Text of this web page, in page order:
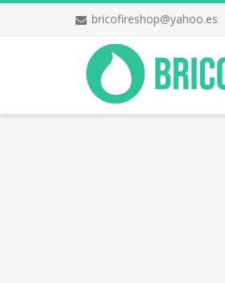
bricofireshop@yahoo.es